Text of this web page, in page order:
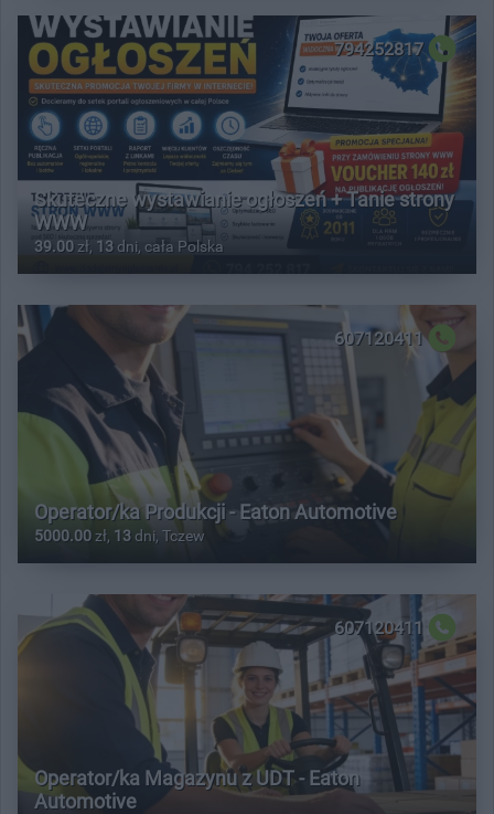
794252817
Skuteczne wystawianie ogłoszeń + Tanie strony
WWW
39.00 zł, 13 dni, cała Polska
607120411
Operator/ka Produkcji - Eaton Automotive
5000.00 zł, 13 dni, Tczew
607120411
Operator/ka Magazynu z UDT - Eaton
Automotive